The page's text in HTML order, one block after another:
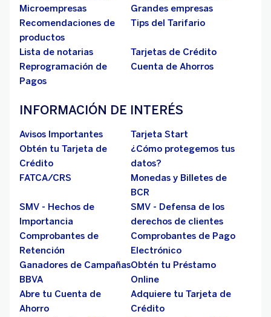
Microempresas
Grandes empresas
Recomendaciones de
productos
Tips del Tarifario
Lista de notarias
Tarjetas de Crédito
Reprogramación de
Pagos
Cuenta de Ahorros
INFORMACIÓN DE INTERÉS
Avisos Importantes
Tarjeta Start
Obtén tu Tarjeta de
Crédito
¿Cómo protegemos tus
datos?
FATCA/CRS
Monedas y Billetes de
BCR
SMV - Hechos de
Importancia
SMV - Defensa de los
derechos de clientes
Comprobantes de
Retención
Comprobantes de Pago
Electrónico
Ganadores de Campañas
BBVA
Obtén tu Préstamo
Online
Abre tu Cuenta de
Ahorro
Adquiere tu Tarjeta de
Crédito